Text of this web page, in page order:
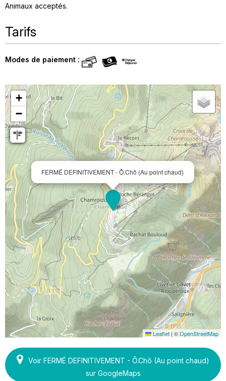
Animaux acceptés
Tarifs
Modes de paiement :
FERMÉ DEFINITIVEMENT - Ô.Chô (Au point chaud)
+
−
Leaflet | ©OpenStreetMap
Voir FERMÉ DEFINITIVEMENT - Ô.Chô (Au point chaud)
sur GoogleMaps